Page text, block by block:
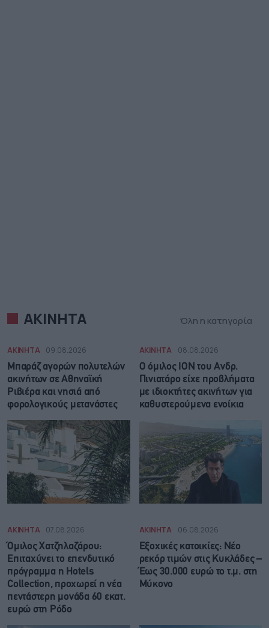
ΑΚΙΝΗΤΑ Όλη η κατηγορία
ΑΚΙΝΗΤΑ 09.08.2026
Μπαράζ αγορών πολυτελών
ακινήτων σε Αθηναϊκή
Ριβιέρα και νησιά από
φορολογικούς μετανάστες
ΑΚΙΝΗΤΑ 08.08.2026
Ο όμιλος ΙΟΝ του Ανδρ.
Πινιατάρο είχε προβλήματα
με ιδιοκτήτες ακινήτων για
καθυστερούμενα ενοίκια
ΑΚΙΝΗΤΑ 07.08.2026
Όμιλος Χατζηλαζάρου:
Επιταχύνει το επενδυτικό
πρόγραμμα η Hotels
Collection, προχωρεί η νέα
πεντάστερη μονάδα 60 εκατ.
ευρώ στη Ρόδο
ΑΚΙΝΗΤΑ 06.08.2026
Εξοχικές κατοικίες: Νέο
ρεκόρ τιμών στις Κυκλάδες –
Έως 30.000 ευρώ το τ.μ. στη
Μύκονο